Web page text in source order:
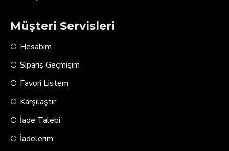
Müşteri Servisleri
Hesabım
Sipariş Geçmişim
Favori Listem
Karşılaştır
İade Talebi
İadelerim